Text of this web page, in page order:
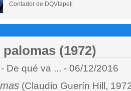
Contador de DQVlapeli
(1972)
- De qué va ... - 06/12/2016
(Claudio Guerín Hill,